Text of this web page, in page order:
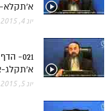
יונ 4, 2015
021-
יונ 5, 2015